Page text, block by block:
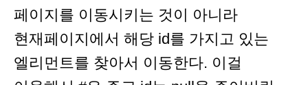
페이지를 이동시키는 것이 아니라
현재페이지에서 해당 id를 가지고 있는
엘리먼트를 찾아서 이동한다. 이걸